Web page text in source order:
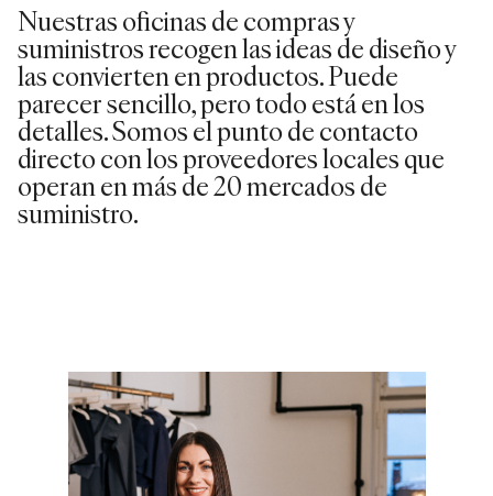
Nuestras oficinas de compras y
suministros recogen las ideas de diseño y
las convierten en productos. Puede
parecer sencillo, pero todo está en los
detalles. Somos el punto de contacto
directo con los proveedores locales que
operan en más de 20 mercados de
suministro.